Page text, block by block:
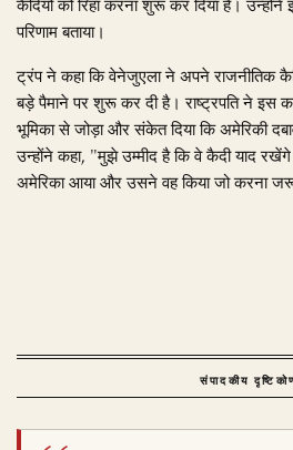
कैदियों को रिहा करना शुरू कर दिया है। उन्होंने
परिणाम बताया।
ट्रंप ने कहा कि वेनेजुएला ने अपने राजनीतिक
बड़े पैमाने पर शुरू कर दी है। राष्ट्रपति ने इस
भूमिका से जोड़ा और संकेत दिया कि अमेरिकी
उन्होंने कहा, "मुझे उम्मीद है कि वे कैदी याद
अमेरिका आया और उसने वह किया जो करना
संपादकीय